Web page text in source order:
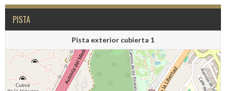
PISTA
Pista exterior cubierta 1